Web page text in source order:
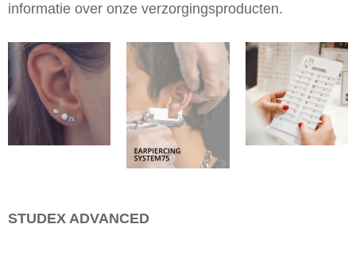
informatie over onze verzorgingsproducten.
STUDEX ADVANCED